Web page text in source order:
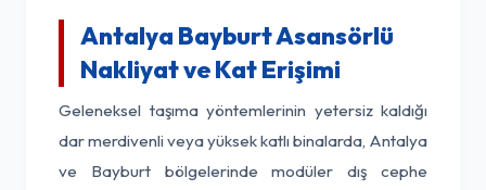
Antalya Bayburt Asansörlü
Nakliyat ve Kat Erişimi
Geleneksel taşıma yöntemlerinin yetersiz kaldığı
dar merdivenli veya yüksek katlı binalarda, Antalya
ve Bayburt bölgelerinde modüler dış cephe